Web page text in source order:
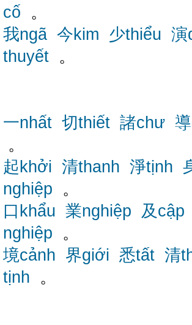
cố 。
我ngã 今kim 少thiểu 演
thuyết 。
一nhất 切thiết 諸chư
。
起khởi 清thanh 淨tịnh
nghiệp 。
口khẩu 業nghiệp 及cập
nghiệp 。
境cảnh 界giới 悉tất 清
tịnh 。